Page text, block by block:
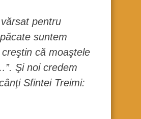
pentru
suntem
că moaştele
Şi noi credem
Sfintei Treimi: